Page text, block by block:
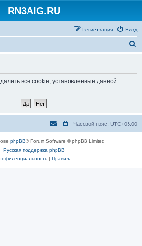
RN3AIG.RU
Вход
Регистрация
все cookie, установленные данной
Часовой пояс: UTC+03:00
phpBB® Forum Software © phpBB Limited
Русская поддержка phpBB
| Правила